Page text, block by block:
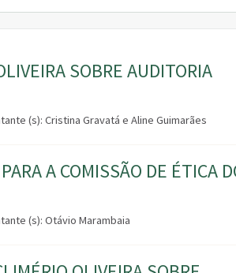
SOBRE AUDITORIA
(s): Cristina Gravatá e Aline Guimarães
A COMISSÃO DE ÉTICA
(s): Otávio Marambaia